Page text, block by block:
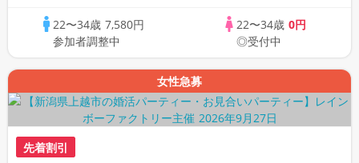
22〜34歳 7,580円
参加者調整中
22〜34歳 0円
◎受付中
女性急募
先着割引